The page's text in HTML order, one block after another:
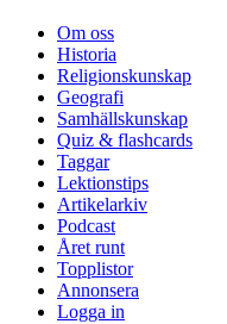
Om oss
Historia
Religionskunskap
Geografi
Samhällskunskap
Quiz & flashcards
Taggar
Lektionstips
Artikelarkiv
Podcast
Året runt
Topplistor
Annonsera
Logga in